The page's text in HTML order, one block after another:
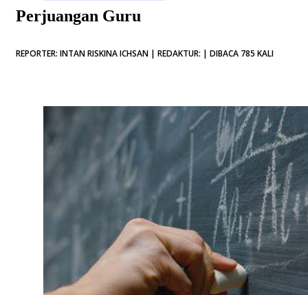
Perjuangan Guru
REPORTER: INTAN RISKINA ICHSAN | REDAKTUR: | DIBACA 785 KALI